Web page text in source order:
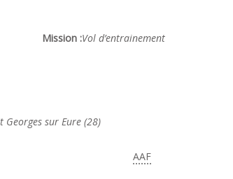
Mission :Vol d’entrainement
Georges sur Eure (28)
AAF